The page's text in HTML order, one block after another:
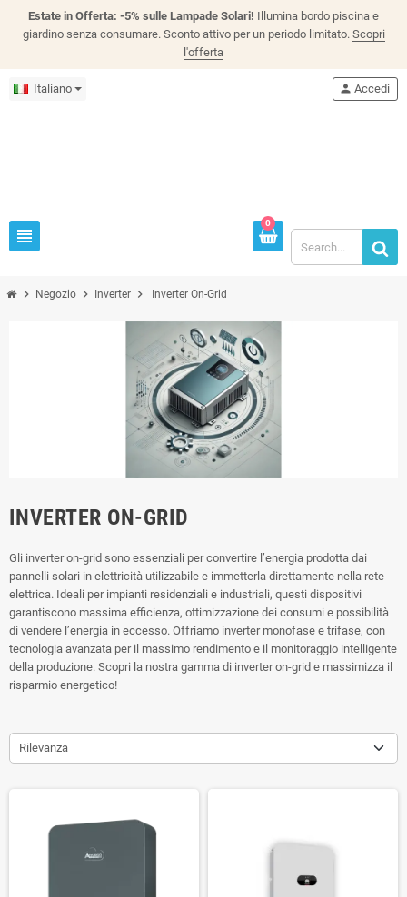
Estate in Offerta: -5% sulle Lampade Solari! Illumina bordo piscina e
giardino senza consumare. Sconto attivo per un periodo limitato. Scopri
l'offerta
Italiano
view_headline
person Accedi
0
chevron_right Negozio chevron_right Inverter chevron_right Inverter On-Grid
INVERTER ON-GRID
Gli inverter on-grid sono essenziali per convertire l’energia prodotta dai
pannelli solari in elettricità utilizzabile e immetterla direttamente nella rete
elettrica. Ideali per impianti residenziali e industriali, questi dispositivi
garantiscono massima efficienza, ottimizzazione dei consumi e possibilità
di vendere l’energia in eccesso. Offriamo inverter monofase e trifase, con
tecnologia avanzata per il massimo rendimento e il monitoraggio intelligente
della produzione. Scopri la nostra gamma di inverter on-grid e massimizza il
risparmio energetico!
Rilevanza